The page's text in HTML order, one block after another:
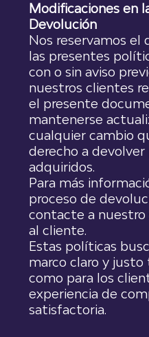
Modificaciones en
Devolución
Nos reservamos el
las presentes
con o sin aviso
nuestros clientes
el presente
mantenerse
cualquier cambio
derecho a
adquiridos.
Para más
proceso de
contacte a nuestro
al cliente.
Estas políticas
marco claro y
como para los
experiencia de
satisfactoria.